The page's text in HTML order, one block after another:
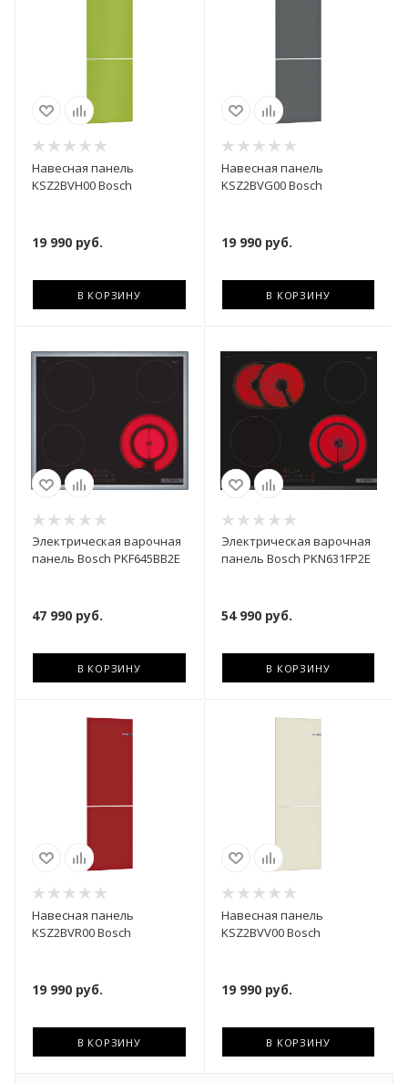
Навесная панель
KSZ2BVH00 Bosch
19 990 руб.
В КОРЗИНУ
Навесная панель
KSZ2BVG00 Bosch
19 990руб.
В КОРЗИНУ
Электрическая варочная
панель Bosch PKF645BB2E
47 990 руб.
В КОРЗИНУ
Электрическая варочная
панель Bosch PKN631FP2E
54 990руб.
В КОРЗИНУ
Навесная панель
KSZ2BVR00 Bosch
19 990 руб.
В КОРЗИНУ
Навесная панель
KSZ2BVV00 Bosch
19 990руб.
В КОРЗИНУ